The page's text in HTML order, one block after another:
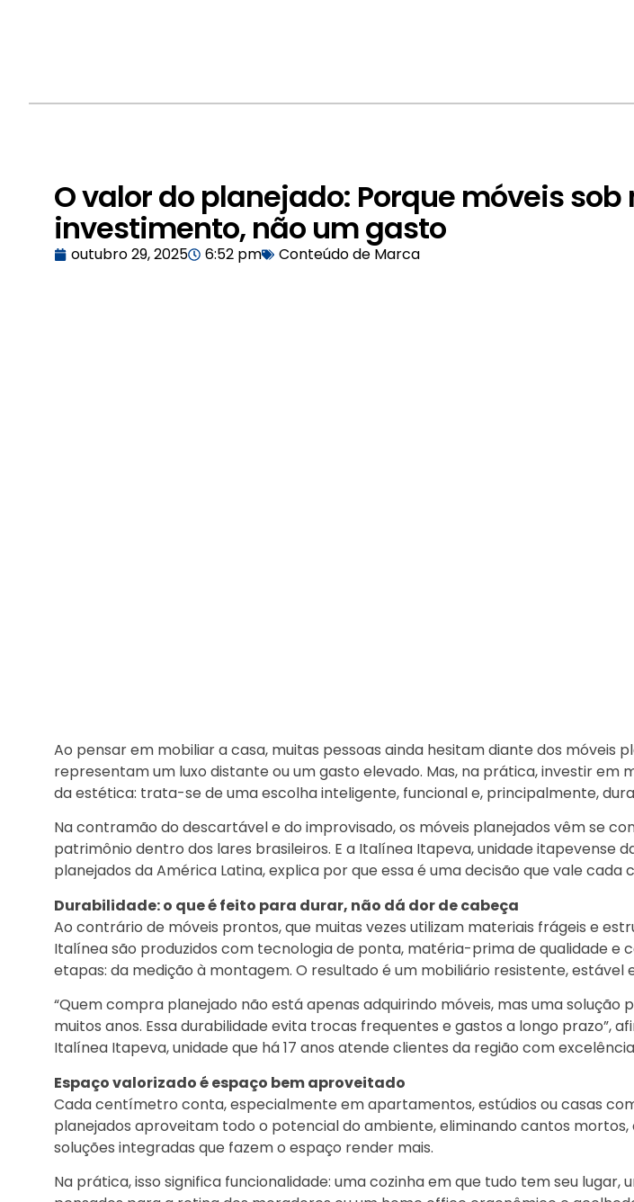
O valor do planejado: Porque móveis
investimento, não um gasto
outubro 29, 2025 6:52 pm Conteúdo de Marca
Ao pensar em mobiliar a casa, muitas pessoas ainda hesitam diante dos móveis
representam um luxo distante ou um gasto elevado. Mas, na prática, investir em
da estética: trata-se de uma escolha inteligente, funcional e, principalmente,
Na contramão do descartável e do improvisado, os móveis planejados vêm se
patrimônio dentro dos lares brasileiros. E a Italínea Itapeva, unidade itapevense
planejados da América Latina, explica por que essa é uma decisão que vale cada
Durabilidade: o que é feito para durar, não dá dor de cabeça
Ao contrário de móveis prontos, que muitas vezes utilizam materiais frágeis e
Italínea são produzidos com tecnologia de ponta, matéria-prima de qualidade e
etapas: da medição à montagem. O resultado é um mobiliário resistente, estável
“Quem compra planejado não está apenas adquirindo móveis, mas uma solução
muitos anos. Essa durabilidade evita trocas frequentes e gastos a longo prazo”,
Italínea Itapeva, unidade que há 17 anos atende clientes da região com
Espaço valorizado é espaço bem aproveitado
Cada centímetro conta, especialmente em apartamentos, estúdios ou casas
planejados aproveitam todo o potencial do ambiente, eliminando cantos
soluções integradas que fazem o espaço render mais.
Na prática, isso significa funcionalidade: uma cozinha em que tudo tem seu